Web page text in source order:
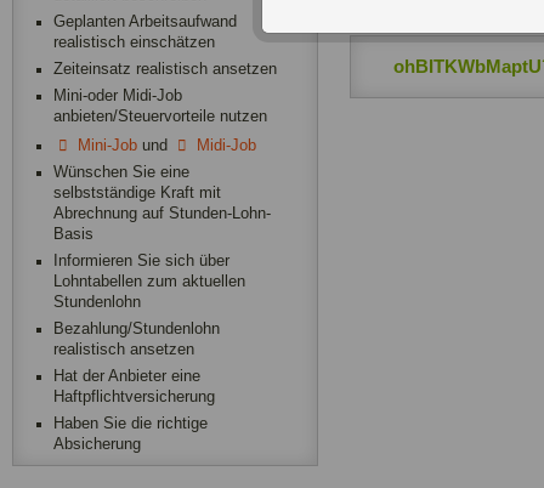
Geplanten Arbeitsaufwand
realistisch einschätzen
Zeiteinsatz realistisch ansetzen
Mini-oder Midi-Job
anbieten/Steuervorteile nutzen
Mini-Jobund
Midi-Job
Wünschen Sie eine
selbstständige Kraft mit
Abrechnung auf Stunden-Lohn-
Basis
Informieren Sie sich über
Lohntabellen zum aktuellen
Stundenlohn
Bezahlung/Stundenlohn
realistisch ansetzen
Hat der Anbieter eine
Haftpflichtversicherung
Haben Sie die richtige
Absicherung